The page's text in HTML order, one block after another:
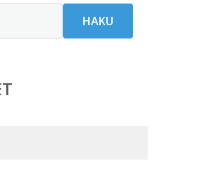
HAKU